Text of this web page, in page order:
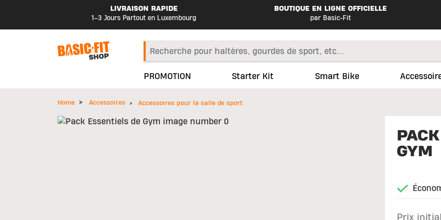
LIVRAISON RAPIDE
1–3 Jours Partout en Luxembourg
BOUTIQUE EN LIGNE OFFICIELLE
par Basic-Fit
PROMOTION Starter Kit Smart Bike
Home Accessoires Accessoires pour la salle de sport
GYM
Prix